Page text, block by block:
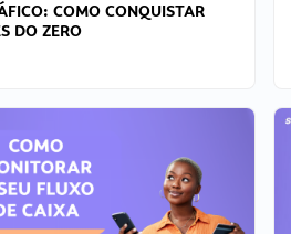
COMO CONQUISTAR
DO ZERO